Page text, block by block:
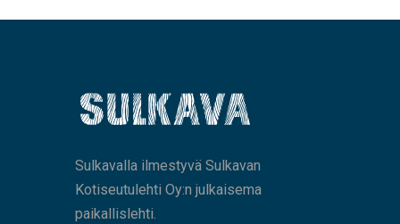
Sulkavalla ilmestyvä Sulkavan
Kotiseutulehti Oy:n julkaisema
paikallislehti.